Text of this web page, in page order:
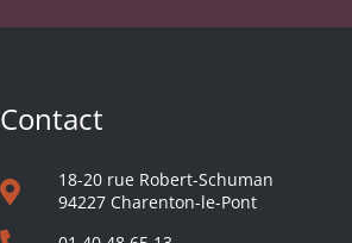
Contact
18-20 rue Robert-Schuman
94227 Charenton-le-Pont